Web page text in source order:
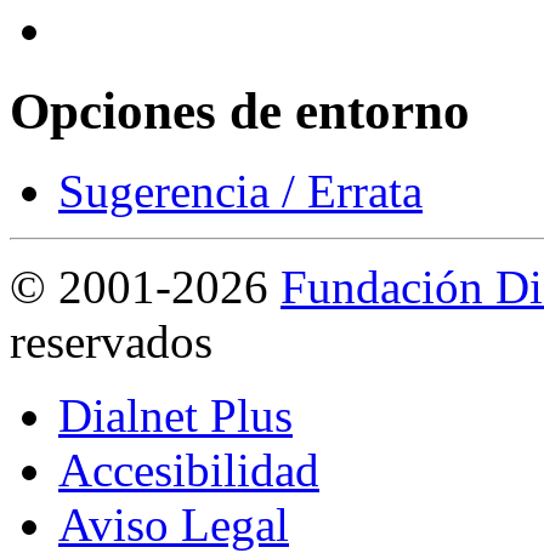
Opciones de entorno
Sugerencia / Errata
© 2001-2026 Fundación
reservados
Dialnet Plus
Accesibilidad
Aviso Legal